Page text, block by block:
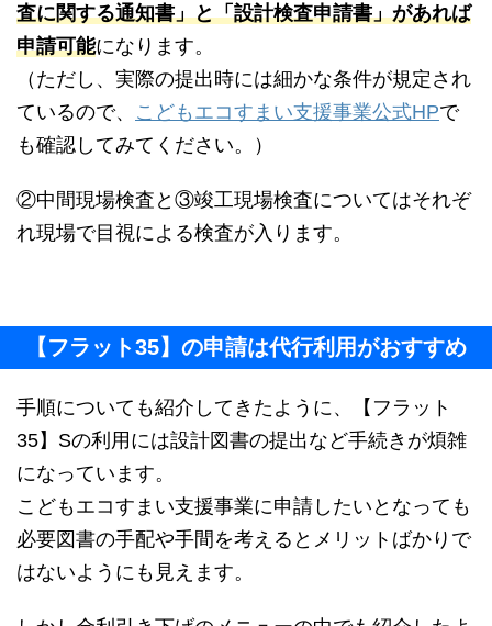
査に関する通知書」と「設計検査申請書」があれば
申請可能になります。
（ただし、実際の提出時には細かな条件が規定され
ているので、 こどもエコすまい支援事業公式HPで
も確認してみてください。）
②中間現場検査と③竣工現場検査についてはそれぞ
れ現場で目視による検査が入ります。
【フラット35】の申請は代行利用がおすすめ
手順についても紹介してきたように、【フラット
35】Sの利用には設計図書の提出など手続きが煩雑
になっています。
こどもエコすまい支援事業に申請したいとなっても
必要図書の手配や手間を考えるとメリットばかりで
はないようにも見えます。